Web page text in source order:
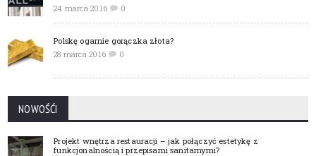
24 marca 2016
0
Polskę ogarnie gorączka złota?
28 marca 2016
0
NOWOŚĆI
Projekt wnętrza restauracji – jak połączyć estetykę z
funkcjonalnością i przepisami sanitarnymi?